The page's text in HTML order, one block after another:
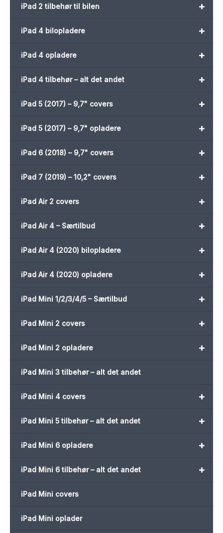
+
iPad 2 tilbehør til bilen
+
iPad 4 bilopladere
+
iPad 4 opladere
+
iPad 4 tilbehør – alt det andet
+
iPad 5 (2017) – 9,7" covers
+
iPad 5 (2017) – 9,7" opladere
+
iPad 6 (2018) – 9,7" covers
+
iPad 7 (2019) – 10,2" covers
+
iPad Air 2 covers
+
iPad Air 4 – Særtilbud
+
iPad Air 4 (2020) bilopladere
+
iPad Air 4 (2020) opladere
+
iPad Mini 1/2/3/4/5 – Særtilbud
+
iPad Mini 2 covers
+
iPad Mini 2 opladere
iPad Mini 3 tilbehør – alt det andet
+
iPad Mini 4 covers
+
iPad Mini 5 tilbehør – alt det andet
+
iPad Mini 6 opladere
+
iPad Mini 6 tilbehør – alt det andet
iPad Mini covers
iPad Mini oplader